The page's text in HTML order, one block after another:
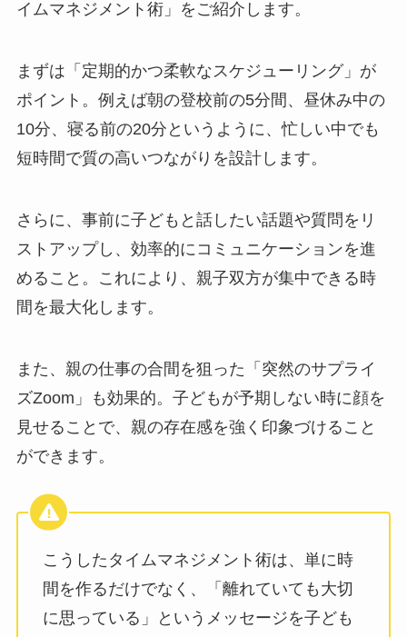
イムマネジメント術」をご紹介します。
まずは「定期的かつ柔軟なスケジューリング」が
ポイント。例えば朝の登校前の5分間、昼休み中の
10分、寝る前の20分というように、忙しい中でも
短時間で質の高いつながりを設計します。
さらに、事前に子どもと話したい話題や質問をリ
ストアップし、効率的にコミュニケーションを進
めること。これにより、親子双方が集中できる時
間を最大化します。
また、親の仕事の合間を狙った「突然のサプライ
ズZoom」も効果的。子どもが予期しない時に顔を
見せることで、親の存在感を強く印象づけること
ができます。
こうしたタイムマネジメント術は、単に時
間を作るだけでなく、「離れていても大切
に思っている」というメッセージを子ども